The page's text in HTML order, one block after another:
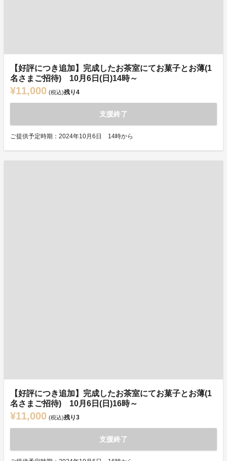
【好評につき追加】完成したお茶室にてお菓子とお薄(1
名さまご招待) 10月6日(日)14時～
¥11,000 (税込)残り4
支援終了
ご提供予定時期：2024年10月6日 14時から
【好評につき追加】完成したお茶室にてお菓子とお薄(1
名さまご招待) 10月6日(日)16時～
¥11,000 (税込)残り3
支援終了